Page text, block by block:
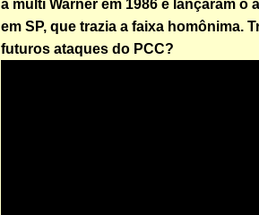
a multi Warner em 1986 e lançaram o
em SP, que trazia a faixa homônima.
futuros ataques do PCC?